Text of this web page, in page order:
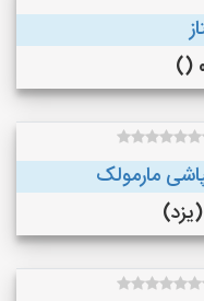
مارمولک